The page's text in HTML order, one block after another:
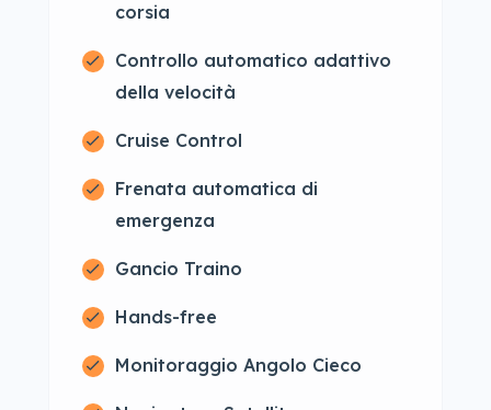
corsia
Controllo automatico adattivo
della velocità
Cruise Control
Frenata automatica di
emergenza
Gancio Traino
Hands-free
Monitoraggio Angolo Cieco